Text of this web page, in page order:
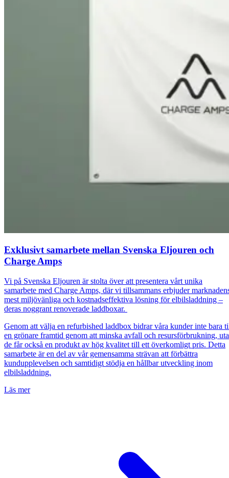
Exklusivt samarbete mellan Svenska Eljouren och
Charge Amps
Vi på Svenska Eljouren är stolta över att presentera vårt unika
samarbete med Charge Amps, där vi tillsammans erbjuder
mest miljövänliga och kostnadseffektiva lösning för elbilsladdning –
deras noggrant renoverade laddboxar.
Genom att välja en refurbished laddbox bidrar våra kunder inte bara
en grönare framtid genom att minska avfall och resursförbrukning,
de får också en produkt av hög kvalitet till ett överkomligt pris. Detta
samarbete är en del av vår gemensamma strävan att förbättra
kundupplevelsen och samtidigt stödja en hållbar utveckling inom
elbilsladdning.
Läs mer